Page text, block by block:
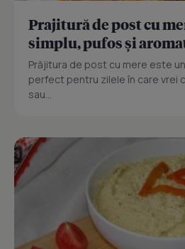
Prajitură de post cu
simplu, pufos și
Prăjitura de post cu mere este
perfect pentru zilele în care vrei
sau...